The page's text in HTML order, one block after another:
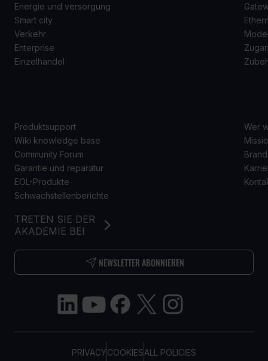
PRIVACYCOOKIESALL POLICIES
TRETEN SIE DER
AKADEMIE BEI
NEWSLETTER ABONNIEREN
Energie und versorgung
Smart city
Verkehr
Enterprise
Einzelhandel
Produktsupport
Wiki knowledge base
Community Forum
Garantie und reparatur
EOL-Produkte
Schwachstellenberichte
Wer